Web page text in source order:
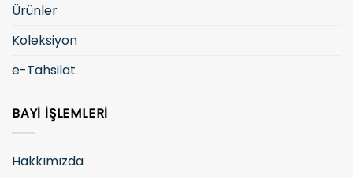
Ürünler
Koleksiyon
e-Tahsilat
BAYI İŞLEMLERI
Hakkımızda